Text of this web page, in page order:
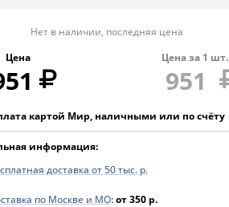
Нет в наличии, последняя цена
Цена
Цена за 1 шт.
951
картой Мир, наличными или по счёту
информация:
доставка от 50 тыс. р.
по Москве и МО:от 350 р.